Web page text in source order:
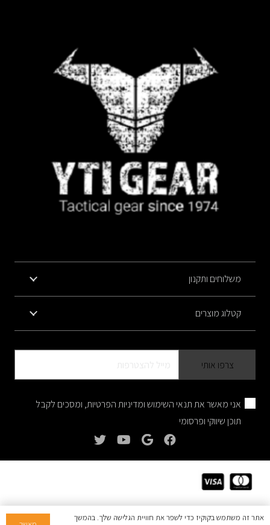
משלוחים ותקנון
קטלוג מוצרים
אני מאשר את תנאי השימוש ומדיניות הפרטיות, ומסכים לקבל
תוכן שיווקי ופרסומי
All rights reserved. | Powered by WEB2
אתר זה משתמש בקוקיז כדי לשפר את חוויית הגלישה שלך. בהמשך